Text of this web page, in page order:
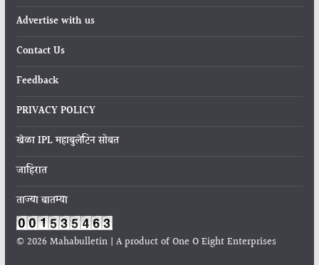
Advertise with us
Contact Us
Feedback
PRIVACY POLICY
खेळा IPL महाबुलेटिन सोबत
जाहिरात
ताज्या बातम्या
© 2026 Mahabulletin | A product of One O Eight Enterprises